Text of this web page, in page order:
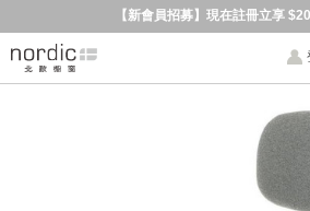
【新會員招募】現在註冊立享